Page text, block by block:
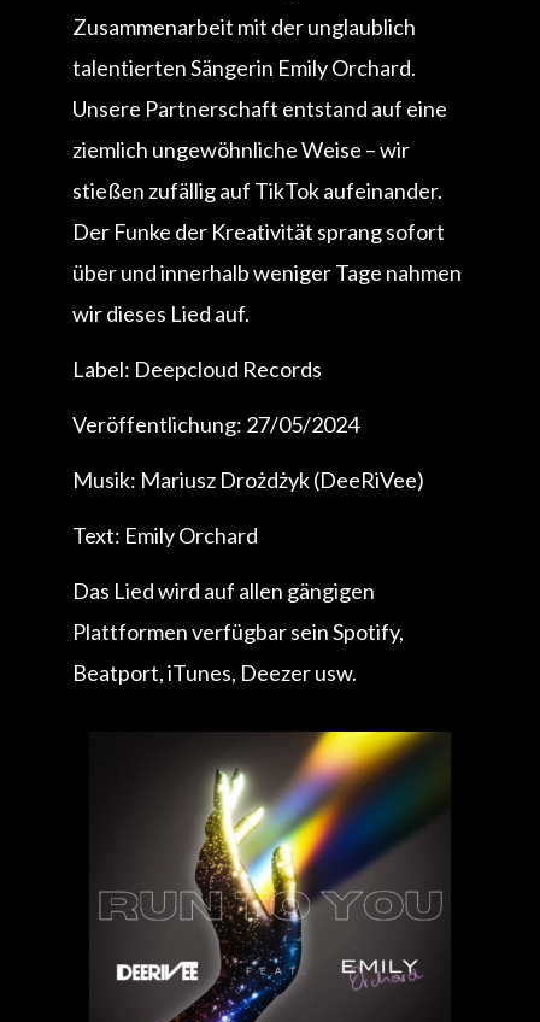
Zusammenarbeit mit der unglaublich
talentierten Sängerin Emily Orchard.
Unsere Partnerschaft entstand auf eine
ziemlich ungewöhnliche Weise – wir
stießen zufällig auf TikTok aufeinander.
Der Funke der Kreativität sprang sofort
über und innerhalb weniger Tage nahmen
wir dieses Lied auf.
Label: Deepcloud Records
Veröffentlichung: 27/05/2024
Musik: Mariusz Drożdżyk (DeeRiVee)
Text: Emily Orchard
Das Lied wird auf allen gängigen
Plattformen verfügbar sein Spotify,
Beatport, iTunes, Deezer usw.